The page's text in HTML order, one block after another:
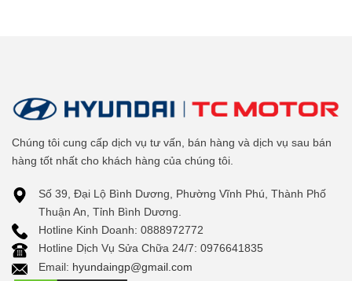
Chúng tôi cung cấp dịch vụ tư vấn, bán hàng và dịch vụ sau bán
hàng tốt nhất cho khách hàng của chúng tôi.
Số 39, Đại Lộ Bình Dương, Phường Vĩnh Phú, Thành Phố
Thuận An, Tỉnh Bình Dương.
Hotline Kinh Doanh: 0888972772
Hotline Dịch Vụ Sửa Chữa 24/7: 0976641835
Email: hyundaingp@gmail.com